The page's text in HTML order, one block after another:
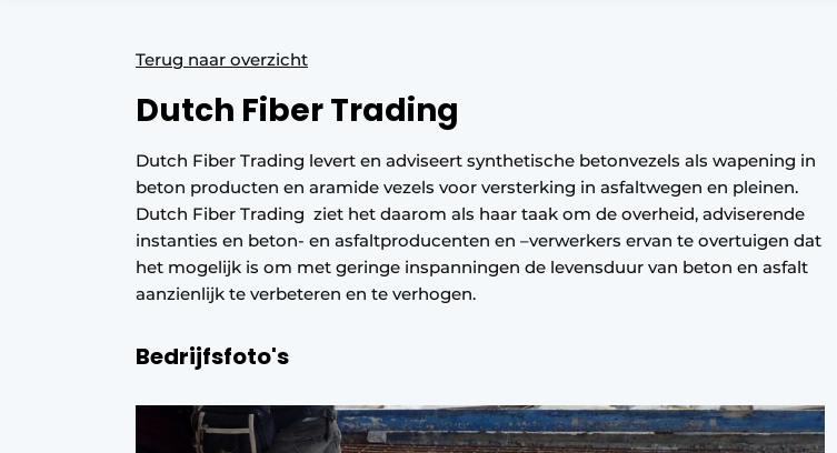
Meest gelezen
Nieuwsbrief
Podcasts
Privacy / Cookie statement
Vacature aanmelden
Video’s
Terug naar overzicht
Dutch Fiber Trading
Dutch Fiber Trading levert en adviseert synthetische betonvezels als wapening in
beton producten en aramide vezels voor versterking in asfaltwegen en pleinen.
Dutch Fiber Trading ziet het daarom als haar taak om de overheid, adviserende
instanties en beton- en asfaltproducenten en –verwerkers ervan te overtuigen dat
het mogelijk is om met geringe inspanningen de levensduur van beton en asfalt
aanzienlijk te verbeteren en te verhogen.
Bedrijfsfoto's